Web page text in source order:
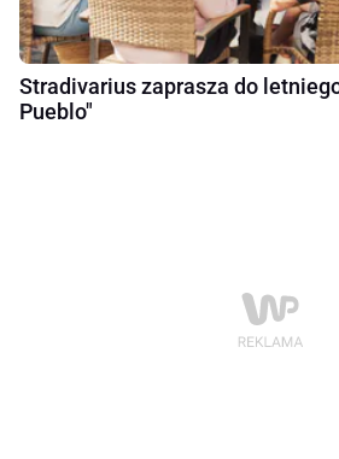
Stradivarius zaprasza do
Pueblo"